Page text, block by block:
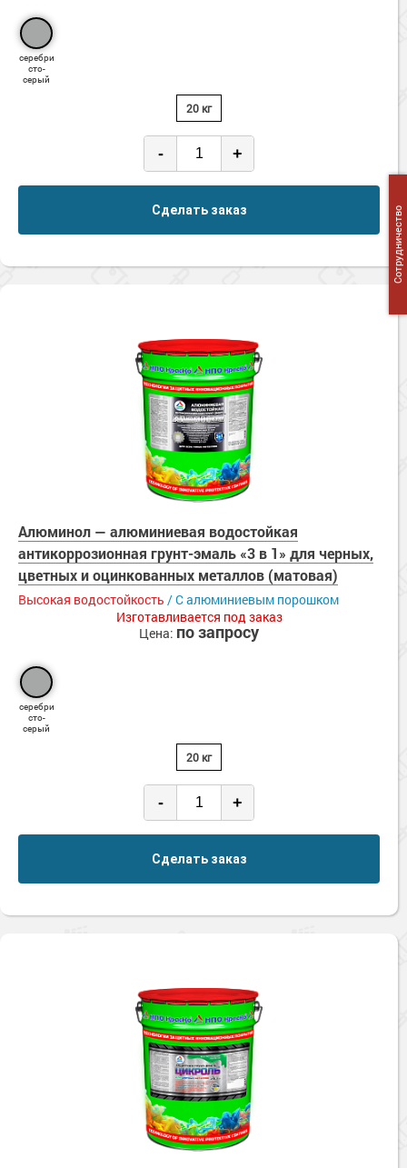
серебри
сто-
серый
20 кг
- +
Сделать заказ
Алюминол — алюминиевая водостойкая
антикоррозионная грунт-эмаль «3 в 1» для черных,
цветных и оцинкованных металлов (матовая)
Высокая водостойкость / C алюминиевым порошком
Изготавливается под заказ
Цена: по запросу
серебри
сто-
серый
20 кг
- +
Сделать заказ
Сотрудничество